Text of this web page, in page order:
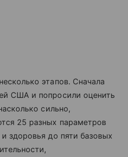
этапов. Сначала
США и попросили оценить
сильно,
25 разных параметров
здоровья до пяти базовых